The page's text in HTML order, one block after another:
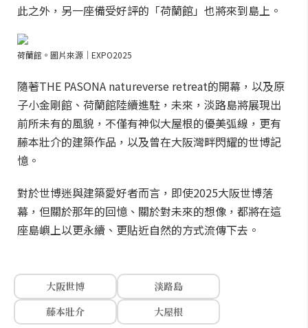
此之外，另一座備受好評的「荷蘭館」也將來到島上。
荷蘭館。圖片來源｜EXPO2025
隨著THE PASONA natureverse retreat的開幕，以及原
子小金剛館、荷蘭館陸續進駐，未來，淡路島將展現出
前所未有的風貌，不僅有神似大屋根的優美弧線，更有
藤本壯介的建築作品，以及曾在大阪灣畔閃耀的世博記
憶。
對於世博迷與建築愛好者而言，即使2025大阪世博落
幕，但關於那年的回憶、關於對未來的想像，都將在這
座島嶼上以更永續、更貼近自然的方式流傳下去。
大阪世博
淡路島
藤本壯介
大屋根